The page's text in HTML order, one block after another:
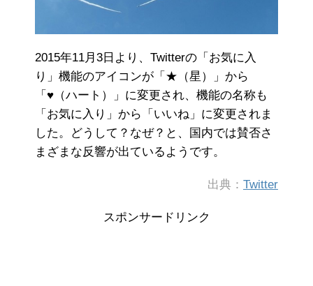
2015年11月3日より、Twitterの「お気に入
り」機能のアイコンが「★（星）」から
「♥（ハート）」に変更され、機能の名称も
「お気に入り」から「いいね」に変更されま
した。どうして？なぜ？と、国内では賛否さ
まざまな反響が出ているようです。
出典： Twitter
スポンサードリンク